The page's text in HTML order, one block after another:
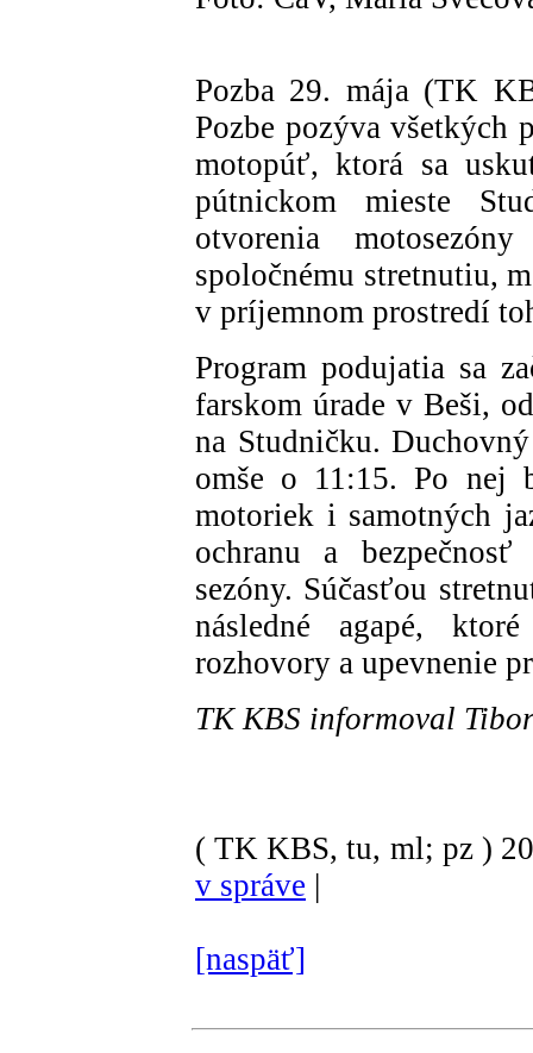
Pozba 29. mája (TK
Pozbe pozýva všetkých
motopúť, ktorá sa
pútnickom mieste
otvorenia
spoločnému stretnutiu,
v príjemnom prostredí
Program podujatia sa
farskom úrade v Beši,
na Studničku.
omše o 11:15. Po nej
motoriek i samotných
ochranu a bezpečnosť
sezóny. Súčasťou
následné agapé,
rozhovory a upevnenie
TK KBS informoval
( TK KBS, tu, ml; pz )
v správe |
[naspäť]